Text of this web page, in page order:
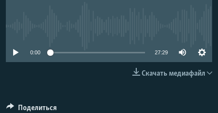
СОЦИАЛЬНЫЕ СЕТИ
0:00 27:29
Скачать медиафайл
Поделиться